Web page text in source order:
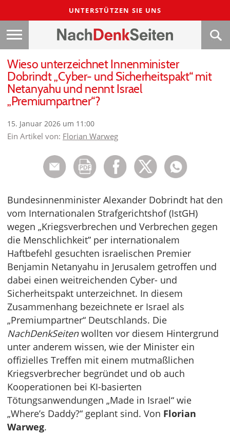
UNTERSTÜTZEN SIE UNS
Wieso unterzeichnet Innenminister
Dobrindt „Cyber- und Sicherheitspakt“ mit
Netanyahu und nennt Israel
„Premiumpartner“?
15. Januar 2026 um 11:00
Ein Artikel von: Florian Warweg
Bundesinnenminister Alexander Dobrindt hat den
vom Internationalen Strafgerichtshof (IstGH)
wegen „Kriegsverbrechen und Verbrechen gegen
die Menschlichkeit” per internationalem
Haftbefehl gesuchten israelischen Premier
Benjamin Netanyahu in Jerusalem getroffen und
dabei einen weitreichenden Cyber- und
Sicherheitspakt unterzeichnet. In diesem
Zusammenhang bezeichnete er Israel als
„Premiumpartner“ Deutschlands. Die
NachDenkSeitenwollten vor diesem Hintergrund
unter anderem wissen, wie der Minister ein
offizielles Treffen mit einem mutmaßlichen
Kriegsverbrecher begründet und ob auch
Kooperationen bei KI-basierten
Tötungsanwendungen „Made in Israel“ wie
„Where’s Daddy?“ geplant sind. Von Florian
Warweg.